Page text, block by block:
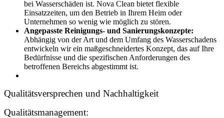
bei Wasserschäden ist. Nova Clean bietet flexible
Einsatzzeiten, um den Betrieb in Ihrem Heim oder
Unternehmen so wenig wie möglich zu stören.
Angepasste Reinigungs- und Sanierungskonzepte:
Abhängig von der Art und dem Umfang des Wasserschadens
entwickeln wir ein maßgeschneidertes Konzept, das auf Ihre
Bedürfnisse und die spezifischen Anforderungen des
betroffenen Bereichs abgestimmt ist.
Qualitätsversprechen und Nachhaltigkeit
Qualitätsmanagement: